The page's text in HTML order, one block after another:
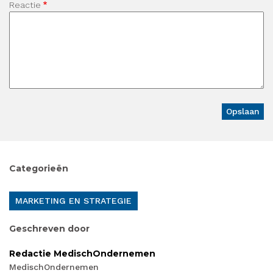
Reactie
Categorieën
MARKETING EN STRATEGIE
Geschreven door
Redactie MedischOndernemen
MedischOndernemen